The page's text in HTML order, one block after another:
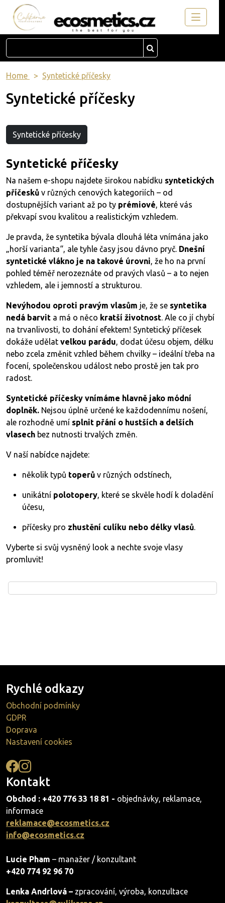
Home Syntetické příčesky
Syntetické příčesky
Syntetické příčesky
Syntetické příčesky
Na našem e-shopu najdete širokou nabídku syntetických
příčesků v různých cenových kategoriích – od
dostupnějších variant až po ty prémiové, které vás
překvapí svou kvalitou a realistickým vzhledem.
Je pravda, že syntetika bývala dlouhá léta vnímána jako
„horší varianta“, ale tyhle časy jsou dávno pryč. Dnešní
syntetické vlákno je na takové úrovni, že ho na první
pohled téměř nerozeznáte od pravých vlasů – a to nejen
vzhledem, ale i jemností a strukturou.
Nevýhodou oproti pravým vlasům je, že se syntetika
nedá barvit a má o něco kratší životnost. Ale co jí chybí
na trvanlivosti, to dohání efektem! Syntetický příčesek
dokáže udělat velkou parádu, dodat účesu objem, délku
nebo zcela změnit vzhled během chvilky – ideální třeba na
focení, společenskou událost nebo prostě jen tak pro
radost.
Syntetické příčesky vnímáme hlavně jako módní
doplněk. Nejsou úplně určené ke každodennímu nošení,
ale rozhodně umí splnit přání o hustších a delších
vlasech bez nutnosti trvalých změn.
V naší nabídce najdete:
několik typů toperů v různých odstínech,
unikátní polotopery, které se skvěle hodí k doladění
účesu,
příčesky pro zhustění culíku nebo délky vlasů.
Vyberte si svůj vysněný look a nechte svoje vlasy
promluvit!
Rychlé odkazy
Obchodní podmínky
GDPR
Doprava
Nastavení cookies
Kontakt
Obchod : +420 776 33 18 81 - objednávky, reklamace,
informace
reklamace@ecosmetics.cz
info@ecosmetics.cz
Lucie Pham – manažer / konzultant
+420 774 92 96 70
Lenka Andrlová – zpracování, výroba, konzultace